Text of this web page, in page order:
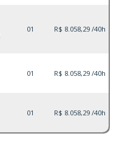
01 R$ 8.058,29 /40h
01 R$ 8.058,29 /40h
01 R$ 8.058,29 /40h